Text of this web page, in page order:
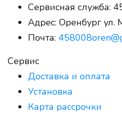
Сервисная служба:
Адрес: Оренбург ул.
Почта:
Сервис
Доставка и оплата
Установка
Карта рассрочки